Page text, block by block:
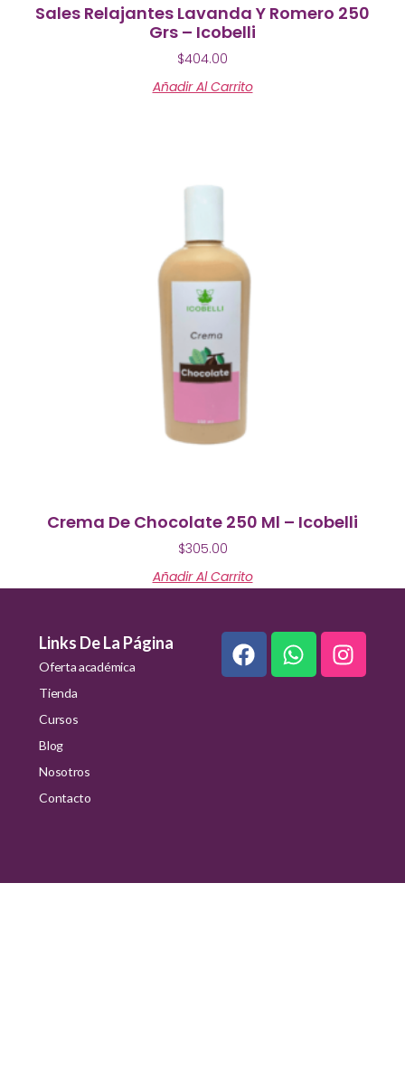
Sales Relajantes Lavanda Y Romero 250
Grs – Icobelli
$404.00
Añadir Al Carrito
Crema De Chocolate 250 Ml – Icobelli
$305.00
Añadir Al Carrito
Links De La Página
Oferta académica
Tienda
Cursos
Blog
Nosotros
Contacto